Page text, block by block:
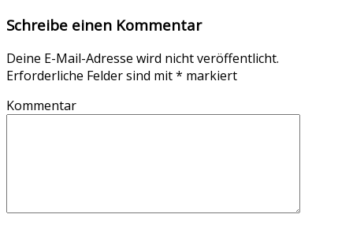
Schreibe einen Kommentar
Deine E-Mail-Adresse wird nicht veröffentlicht.
Erforderliche Felder sind mit* markiert
Kommentar